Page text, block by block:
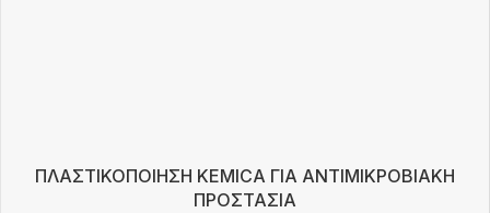
ΠΛΑΣΤΙΚΟΠΟΊΗΣΗ KEMICA ΓΙΑ ΑΝΤΙΜΙΚΡΟΒΙΑΚΉ
ΠΡΟΣΤΑΣΊΑ